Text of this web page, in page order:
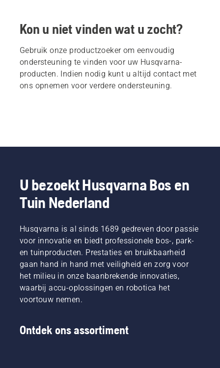
Kon u niet vinden wat u zocht?
Gebruik onze productzoeker om eenvoudig
ondersteuning te vinden voor uw Husqvarna-
producten. Indien nodig kunt u altijd contact met
ons opnemen voor verdere ondersteuning.
U bezoekt Husqvarna Bos en
Tuin Nederland
Husqvarna is al sinds 1689 gedreven door passie
voor innovatie en biedt professionele bos-, park-
en tuinproducten. Prestaties en bruikbaarheid
gaan hand in hand met veiligheid en zorg voor
het milieu in onze baanbrekende innovaties,
waarbij accu-oplossingen en robotica het
voortouw nemen.
Ontdek ons assortiment